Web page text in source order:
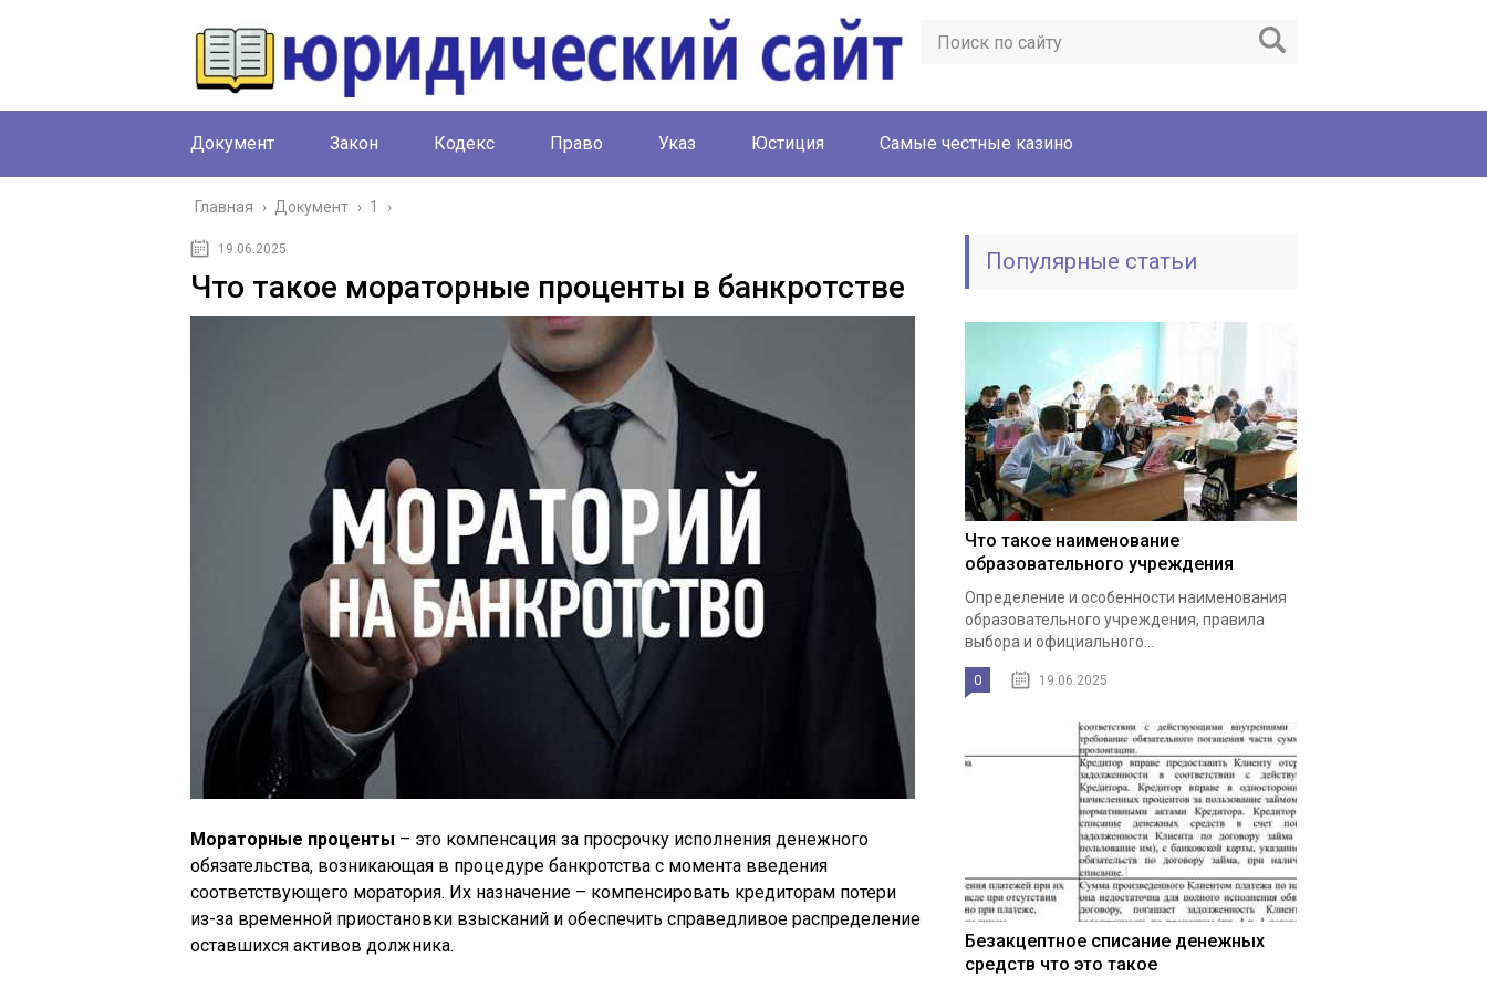
Документ Закон Кодекс Право Указ Юстиция Cамые честные казино
Главная › Документ › 1 ›
19.06.2025
Что такое мораторные проценты в банкротстве
Мораторные проценты – это компенсация за просрочку исполнения денежного
обязательства, возникающая в процедуре банкротства с момента введения
соответствующего моратория. Их назначение – компенсировать кредиторам потери
из-за временной приостановки взысканий и обеспечить справедливое распределение
оставшихся активов должника.
Популярные статьи
Что такое наименование
образовательного учреждения
Определение и особенности наименования
образовательного учреждения, правила
выбора и официального...
0 19.06.2025
Безакцептное списание денежных
средств что это такое